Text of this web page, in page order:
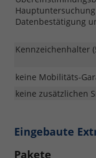
Hauptuntersuchung
Datenbestätigung
Kennzeichenhalter
keine Mobilitäts-
keine zusätzlichen
Eingebaute
Pakete